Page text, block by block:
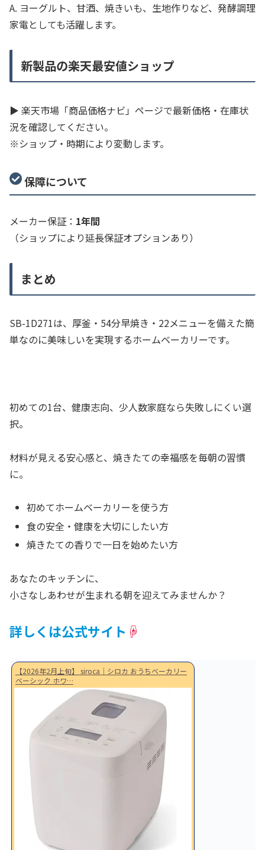
A. ヨーグルト、甘酒、焼きいも、生地作りなど、発酵調理
家電としても活躍します。
新製品の楽天最安値ショップ
▶ 楽天市場「商品価格ナビ」ページで最新価格・在庫状
況を確認してください。
※ショップ・時期により変動します。
保障について
メーカー保証： 1年間
（ショップにより延長保証オプションあり）
まとめ
SB-1D271は、厚釜・54分早焼き・22メニューを備えた簡
単なのに美味しいを実現するホームベーカリーです。
初めての1台、健康志向、少人数家庭なら失敗しにくい選
択。
材料が見える安心感と、焼きたての幸福感を毎朝の習慣
に。
初めてホームベーカリーを使う方
食の安全・健康を大切にしたい方
焼きたての香りで一日を始めたい方
あなたのキッチンに、
小さなしあわせが生まれる朝を迎えてみませんか？
詳しくは公式サイト ☟
【2026年2月上旬】 siroca｜シロカ おうちベーカリー
ベーシック ホワ…